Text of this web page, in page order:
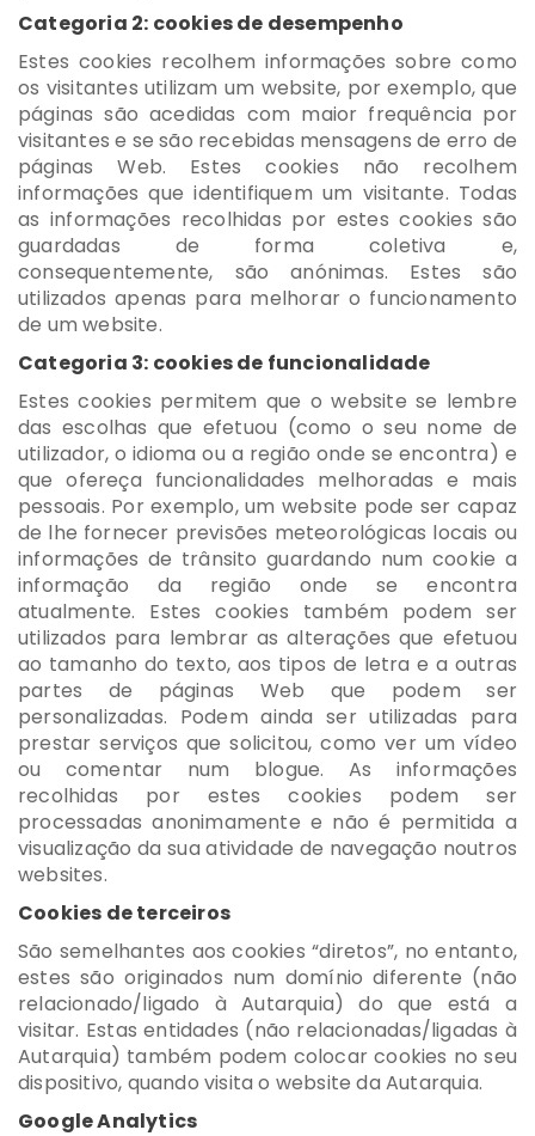
Categoria 2: cookies de desempenho
Estes cookies recolhem informações sobre como
os visitantes utilizam um website, por exemplo, que
páginas são acedidas com maior frequência por
visitantes e se são recebidas mensagens de erro de
páginas Web. Estes cookies não recolhem
informações que identifiquem um visitante. Todas
as informações recolhidas por estes cookies são
guardadas de forma coletiva e,
consequentemente, são anónimas. Estes são
utilizados apenas para melhorar o funcionamento
de um website.
Categoria 3: cookies de funcionalidade
Estes cookies permitem que o website se lembre
das escolhas que efetuou (como o seu nome de
utilizador, o idioma ou a região onde se encontra) e
que ofereça funcionalidades melhoradas e mais
pessoais. Por exemplo, um website pode ser capaz
de lhe fornecer previsões meteorológicas locais ou
informações de trânsito guardando num cookie a
informação da região onde se encontra
atualmente. Estes cookies também podem ser
utilizados para lembrar as alterações que efetuou
ao tamanho do texto, aos tipos de letra e a outras
partes de páginas Web que podem ser
personalizadas. Podem ainda ser utilizadas para
prestar serviços que solicitou, como ver um vídeo
ou comentar num blogue. As informações
recolhidas por estes cookies podem ser
processadas anonimamente e não é permitida a
visualização da sua atividade de navegação noutros
websites.
Cookies de terceiros
São semelhantes aos cookies “diretos”, no entanto,
estes são originados num domínio diferente (não
relacionado/ligado à Autarquia) do que está a
visitar. Estas entidades (não relacionadas/ligadas à
Autarquia) também podem colocar cookies no seu
dispositivo, quando visita o website da Autarquia.
Google Analytics